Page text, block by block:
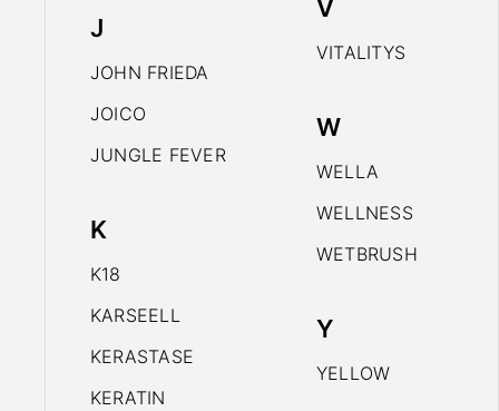
J
JOHN FRIEDA
JOICO
JUNGLE FEVER
K
K18
KARSEELL
KERASTASE
KERATIN
V
VITALITYS
W
WELLA
WELLNESS
WETBRUSH
Y
YELLOW